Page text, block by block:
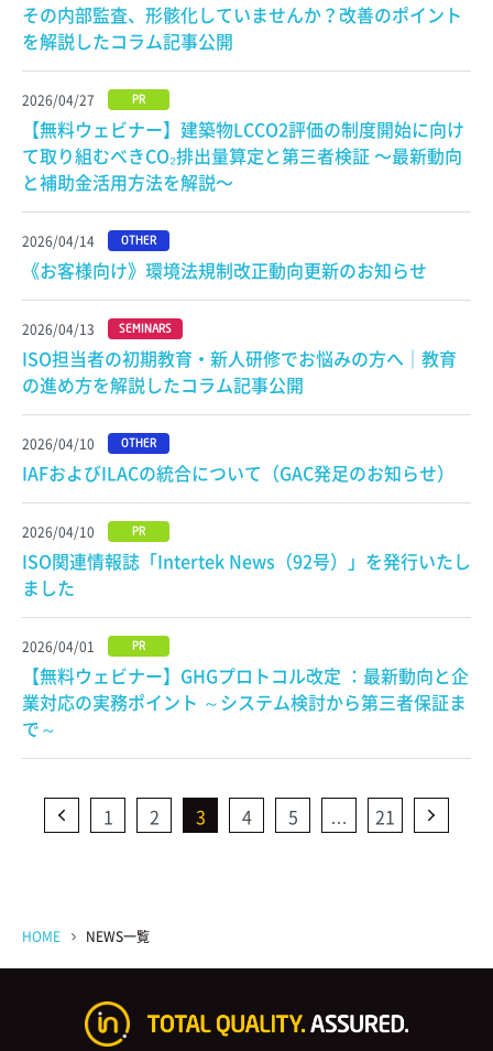
その内部監査、形骸化していませんか？改善のポイント
を解説したコラム記事公開
2026/04/27 PR
【無料ウェビナー】建築物LCCO2評価の制度開始に向け
て取り組むべきCO₂排出量算定と第三者検証 〜最新動向
と補助金活用方法を解説〜
2026/04/14 OTHER
《お客様向け》環境法規制改正動向更新のお知らせ
2026/04/13 SEMINARS
ISO担当者の初期教育・新人研修でお悩みの方へ｜教育
の進め方を解説したコラム記事公開
2026/04/10 OTHER
IAFおよびILACの統合について（GAC発足のお知らせ）
2026/04/10 PR
ISO関連情報誌「Intertek News（92号）」を発行いたし
ました
2026/04/01 PR
【無料ウェビナー】GHGプロトコル改定 ：最新動向と企
業対応の実務ポイント ～システム検討から第三者保証ま
で～
1 2 3 4 5 … 21
HOME NEWS一覧